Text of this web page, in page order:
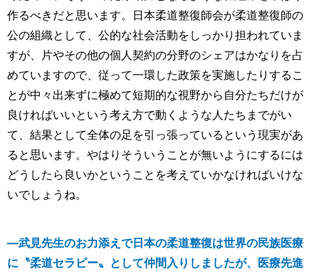
作るべきだと思います。日本柔道整復師会が柔道整復師の
公の組織として、公的な社会活動をしっかり担われていま
すが、片やその他の個人契約の分野のシェアはかなりを占
めていますので、従って一環した政策を実施したりするこ
とが中々出来ずに極めて短期的な視野から自分たちだけが
良ければいいという考え方で動くような人たちまでがい
て、結果として全体の足を引っ張っているという現実があ
ると思います。やはりそういうことが無いようにするには
どうしたら良いかということを考えていかなければいけな
いでしょうね。
―武見先生のお力添えで日本の柔道整復は世界の民族医療
に〝柔道セラピー〟として仲間入りしましたが、医療先進